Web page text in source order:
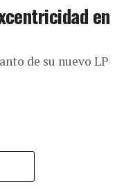
en
de su nuevo LP